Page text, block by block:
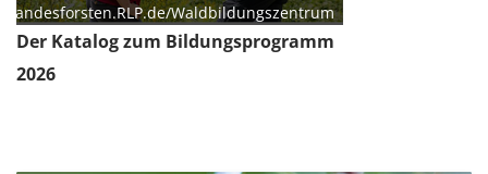
Landesforsten.RLP.de/Waldbildungszentrum
Der Katalog zum Bildungsprogramm
2026